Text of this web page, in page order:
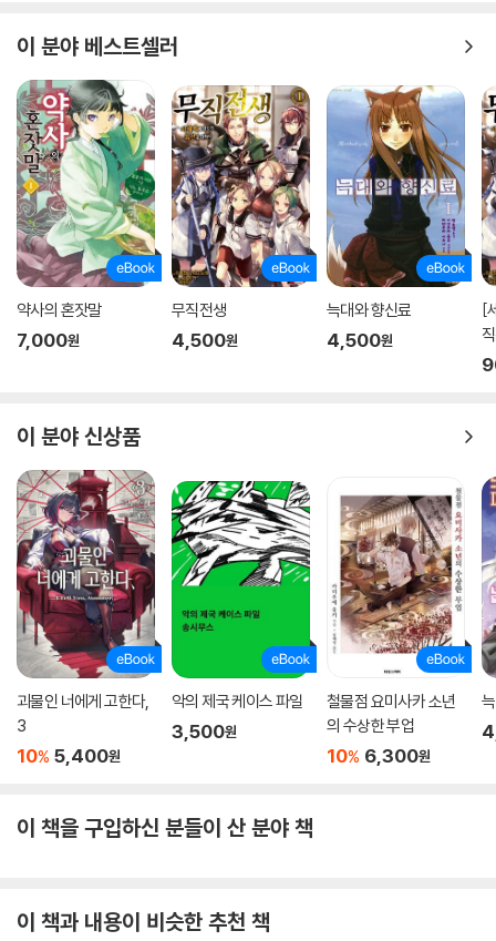
이 분야 베스트셀러
약사의 혼잣말
7,000원
무직전생
4,500원
늑대와 향신료
4,500원
[
이 분야 신상품
괴물인 너에게 고한다,
3
10% 5,400원
악의 제국 케이스 파일
3,500원
철물점 요미사카 소년
의 수상한 부업
10% 6,300원
이 책을 구입하신 분들이 산 분야 책
이 책과 내용이 비슷한 추천 책